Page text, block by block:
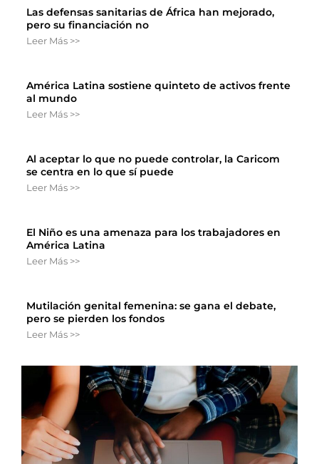
Las defensas sanitarias de África han mejorado,
pero su financiación no
Leer Más >>
América Latina sostiene quinteto de activos frente
al mundo
Leer Más >>
Al aceptar lo que no puede controlar, la Caricom
se centra en lo que sí puede
Leer Más >>
El Niño es una amenaza para los trabajadores en
América Latina
Leer Más >>
Mutilación genital femenina: se gana el debate,
pero se pierden los fondos
Leer Más >>